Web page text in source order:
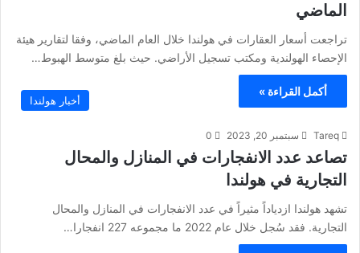
الماضي
تراجعت أسعار العقارات في هولندا خلال العام الماضي، وفقا لتقارير هيئة
الإحصاء الهولندية ومكتب تسجيل الأراضي. حيث بلغ متوسط الهبوط…
أكمل القراءة »
أخبار هولندا
Tareq سبتمبر 20, 2023 0
تصاعد عدد الانفجارات في المنازل والمحال
التجارية في هولندا
تشهد هولندا ازدياداً مثيراً في عدد الانفجارات في المنازل والمحال
التجارية. فقد سُجل خلال عام 2022 ما مجموعه 227 انفجارا…